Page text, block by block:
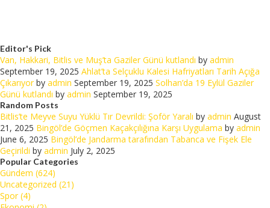
Editor's Pick
Van, Hakkari, Bitlis ve Muş’ta Gaziler Günü kutlandı by admin
September 19, 2025 Ahlat’ta Selçuklu Kalesi Hafriyatları Tarih Açığa
Çıkarıyorby admin September 19, 2025 Solhan’da 19 Eylül Gaziler
Günü kutlandı by admin September 19, 2025
Random Posts
Bitlis’te Meyve Suyu Yüklü Tır Devrildi: Şoför Yaralı by admin August
21, 2025 Bingöl’de Göçmen Kaçakçılığına Karşı Uygulama by admin
June 6, 2025 Bingöl’de Jandarma tarafından Tabanca ve Fişek Ele
Geçirildi by admin July 2, 2025
Popular Categories
Gündem (624)
Uncategorized (21)
Spor (4)